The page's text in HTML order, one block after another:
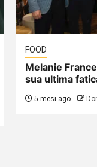
FOOD
Melanie
sua ultima
5 mesi ago